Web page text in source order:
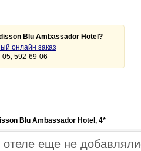
Blu Ambassador Hotel?
онлайн заказ
05, 592-69-06
Blu Ambassador Hotel, 4*
еще не